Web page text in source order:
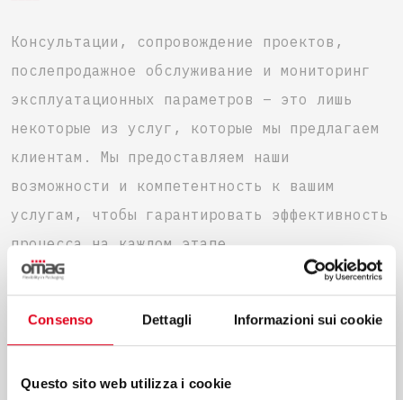
Consenso Dettagli Informazioni sui cookie
Questo sito web utilizza i cookie
Консультации, сопровождение проектов,
послепродажное обслуживание и мониторинг
эксплуатационных параметров – это лишь
некоторые из услуг, которые мы предлагаем
клиентам. Мы предоставляем наши
возможности и компетентность к вашим
услугам, чтобы гарантировать эффективность
процесса на каждом этапе.
УЗНАЙТЕ БОЛЬШЕ